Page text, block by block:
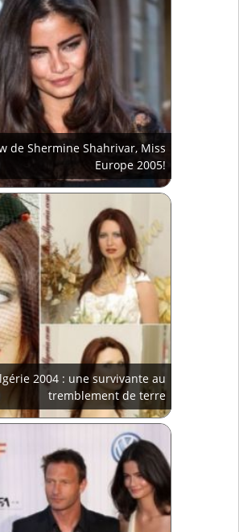
de Shermine Shahrivar, Miss
Europe 2005!
2004 : une survivante au
tremblement de terre